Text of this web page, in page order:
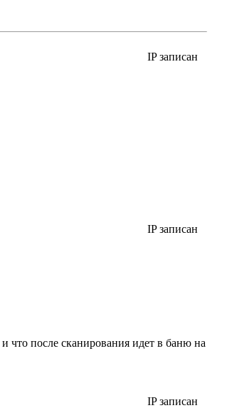
IP записан
IP записан
что после сканирования идет в баню на
IP записан